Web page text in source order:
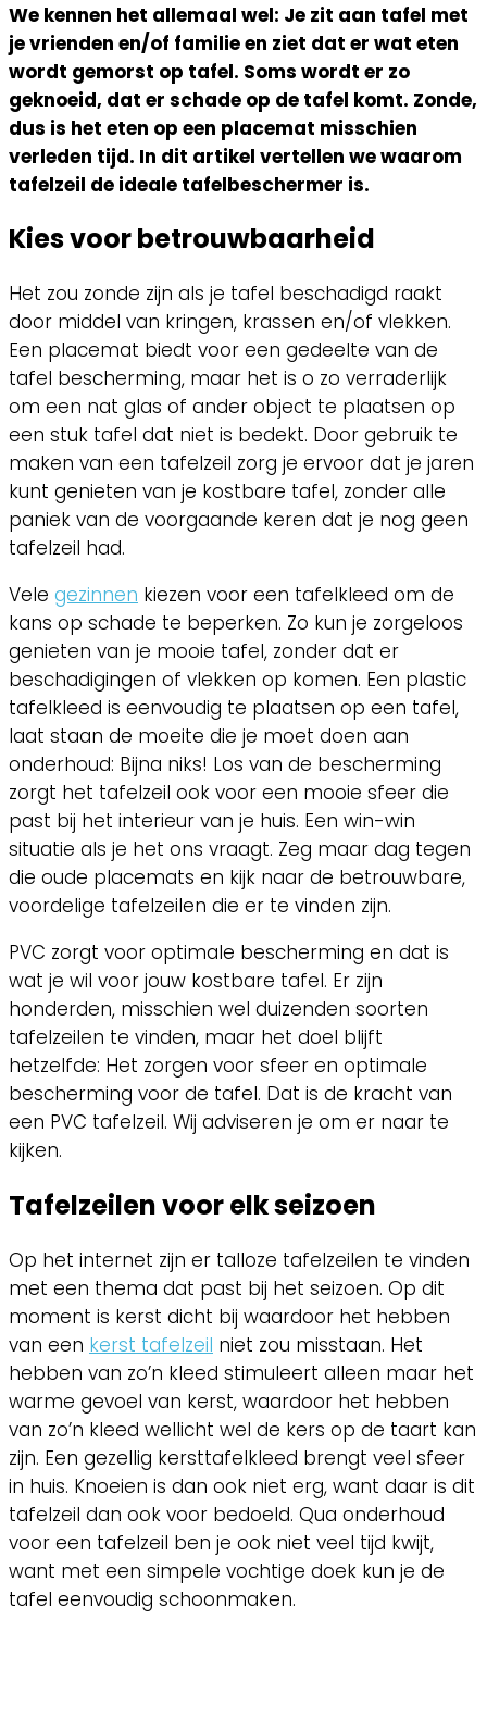
We kennen het allemaal wel: Je zit aan tafel met
je vrienden en/of familie en ziet dat er wat eten
wordt gemorst op tafel. Soms wordt er zo
geknoeid, dat er schade op de tafel komt. Zonde,
dus is het eten op een placemat misschien
verleden tijd. In dit artikel vertellen we waarom
tafelzeil de ideale tafelbeschermer is.
Kies voor betrouwbaarheid
Het zou zonde zijn als je tafel beschadigd raakt
door middel van kringen, krassen en/of vlekken.
Een placemat biedt voor een gedeelte van de
tafel bescherming, maar het is o zo verraderlijk
om een nat glas of ander object te plaatsen op
een stuk tafel dat niet is bedekt. Door gebruik te
maken van een tafelzeil zorg je ervoor dat je jaren
kunt genieten van je kostbare tafel, zonder alle
paniek van de voorgaande keren dat je nog geen
tafelzeil had.
Vele gezinnen kiezen voor een tafelkleed om de
kans op schade te beperken. Zo kun je zorgeloos
genieten van je mooie tafel, zonder dat er
beschadigingen of vlekken op komen. Een plastic
tafelkleed is eenvoudig te plaatsen op een tafel,
laat staan de moeite die je moet doen aan
onderhoud: Bijna niks! Los van de bescherming
zorgt het tafelzeil ook voor een mooie sfeer die
past bij het interieur van je huis. Een win-win
situatie als je het ons vraagt. Zeg maar dag tegen
die oude placemats en kijk naar de betrouwbare,
voordelige tafelzeilen die er te vinden zijn.
PVC zorgt voor optimale bescherming en dat is
wat je wil voor jouw kostbare tafel. Er zijn
honderden, misschien wel duizenden soorten
tafelzeilen te vinden, maar het doel blijft
hetzelfde: Het zorgen voor sfeer en optimale
bescherming voor de tafel. Dat is de kracht van
een PVC tafelzeil. Wij adviseren je om er naar te
kijken.
Tafelzeilen voor elk seizoen
Op het internet zijn er talloze tafelzeilen te vinden
met een thema dat past bij het seizoen. Op dit
moment is kerst dicht bij waardoor het hebben
van een kerst tafelzeil niet zou misstaan. Het
hebben van zo’n kleed stimuleert alleen maar het
warme gevoel van kerst, waardoor het hebben
van zo’n kleed wellicht wel de kers op de taart kan
zijn. Een gezellig kersttafelkleed brengt veel sfeer
in huis. Knoeien is dan ook niet erg, want daar is dit
tafelzeil dan ook voor bedoeld. Qua onderhoud
voor een tafelzeil ben je ook niet veel tijd kwijt,
want met een simpele vochtige doek kun je de
tafel eenvoudig schoonmaken.